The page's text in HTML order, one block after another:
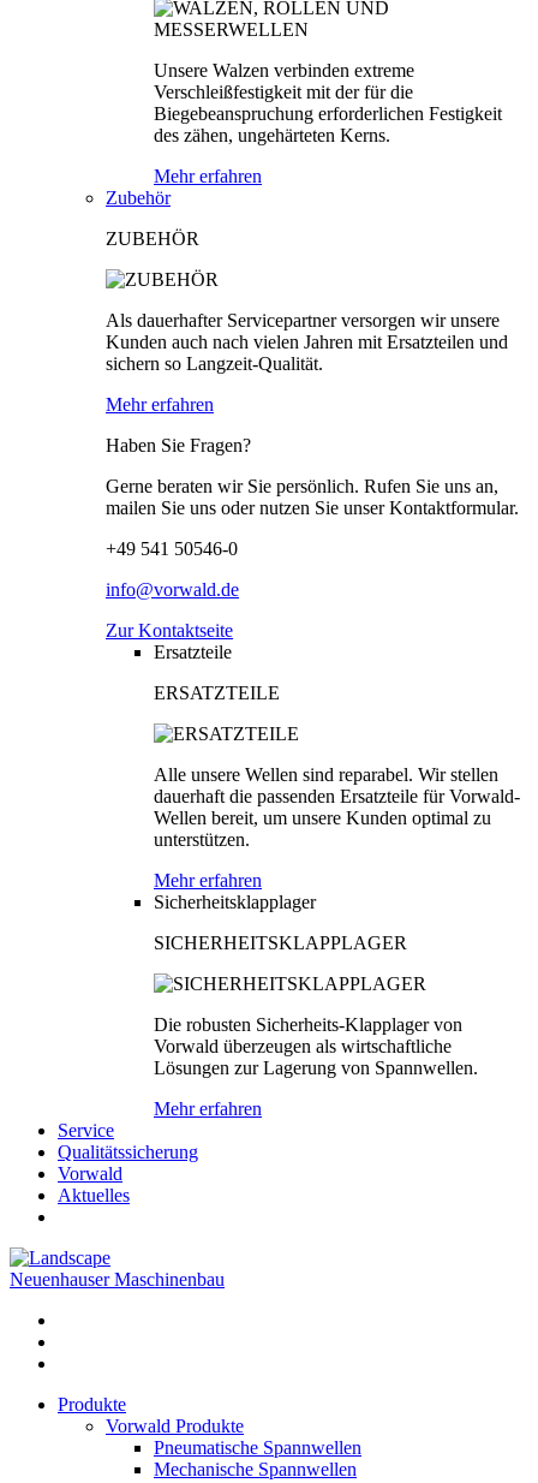
Unsere Walzen verbinden extreme
Verschleißfestigkeit mit der für die
Biegebeanspruchung erforderlichen Festigkeit
des zähen, ungehärteten Kerns.
Mehr erfahren
Zubehör
ZUBEHÖR
Als dauerhafter Servicepartner versorgen wir unsere
Kunden auch nach vielen Jahren mit Ersatzteilen und
sichern so Langzeit-Qualität.
Mehr erfahren
Haben Sie Fragen?
Gerne beraten wir Sie persönlich. Rufen Sie uns an,
mailen Sie uns oder nutzen Sie unser Kontaktformular.
+49 541 50546-0
info@vorwald.de
Zur Kontaktseite
Ersatzteile
ERSATZTEILE
Alle unsere Wellen sind reparabel. Wir stellen
dauerhaft die passenden Ersatzteile für Vorwald-
Wellen bereit, um unsere Kunden optimal zu
unterstützen.
Mehr erfahren
Sicherheitsklapplager
SICHERHEITSKLAPPLAGER
Die robusten Sicherheits-Klapplager von
Vorwald überzeugen als wirtschaftliche
Lösungen zur Lagerung von Spannwellen.
Mehr erfahren
Service
Qualitätssicherung
Vorwald
Aktuelles
Neuenhauser Maschinenbau
Produkte
Vorwald Produkte
Pneumatische Spannwellen
Mechanische Spannwellen